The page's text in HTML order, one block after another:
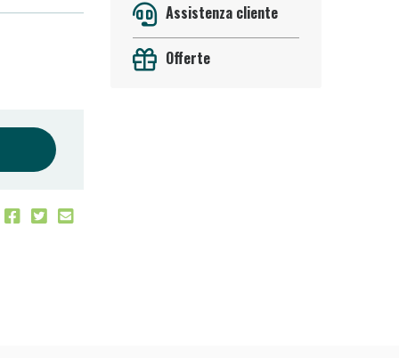
Assistenza cliente
Offerte